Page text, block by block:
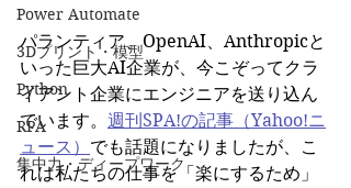
Power Automate
3Dプリント・模型
Python
RPA
集中力・ディープワーク
パランティア、OpenAI、Anthropicと
いった巨大AI企業が、今こぞってクラ
イアント企業にエンジニアを送り込ん
でいます。 週刊SPA!の記事（Yahoo!ニ
ュース） でも話題になりましたが、こ
れは私たちの仕事を「楽にするため」